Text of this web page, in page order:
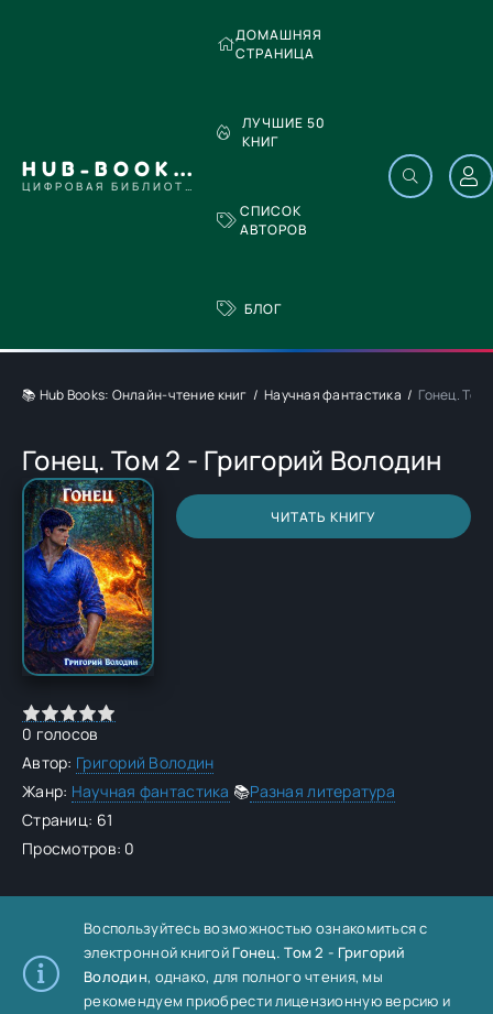
HUB-BOOKS.COM
ЦИФРОВАЯ БИБЛИОТЕКА
ДОМАШНЯЯ
СТРАНИЦА
ЛУЧШИЕ 50
КНИГ
СПИСОК
АВТОРОВ
БЛОГ
📚 Hub Books: Онлайн-чтение книг Научная фантастика Гонец. Том
Гонец. Том 2 - Григорий Володин
ЧИТАТЬ КНИГУ
0 голосов
Автор: Григорий Володин
Жанр: Научная фантастика 📚Разная литература
Страниц: 61
Просмотров: 0
Воспользуйтесь возможностью ознакомиться с
электронной книгой Гонец. Том 2 - Григорий
Володин, однако, для полного чтения, мы
рекомендуем приобрести лицензионную версию и